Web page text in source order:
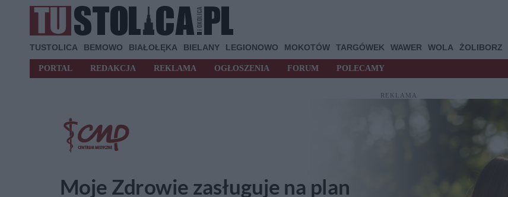
TUSTOLICA BEMOWO BIAŁOŁĘKA BIELANY LEGIONOWO MOKOTÓW TARGÓWEK WAWER WOLA ŻOLIBORZ
PORTAL REDAKCJA REKLAMA OGŁOSZENIA FORUM POLECAMY
REKLAMA